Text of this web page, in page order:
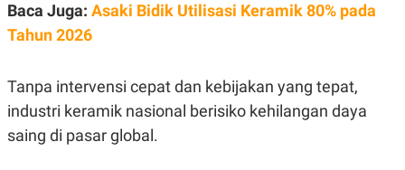
P
E
A
D
R
I
S
I
Baca Juga: Asaki Bidik Utilisasi Keramik 80% pada
Tahun 2026
Tanpa intervensi cepat dan kebijakan yang tepat,
industri keramik nasional berisiko kehilangan daya
saing di pasar global.